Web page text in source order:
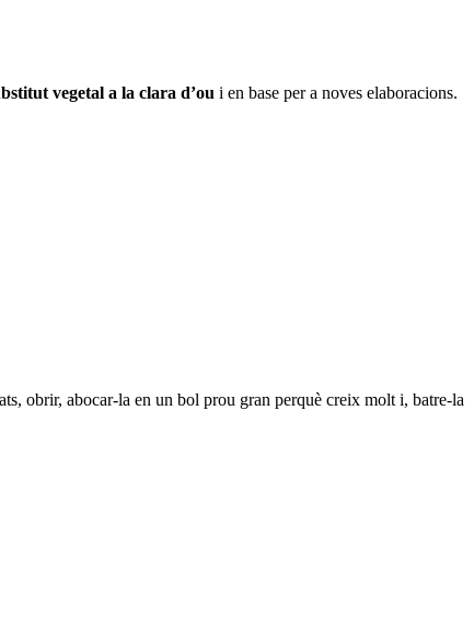
vegetal a la clara d’ou i en base per a noves elaboracions.
obrir, abocar-la en un bol prou gran perquè creix molt i, batre-la